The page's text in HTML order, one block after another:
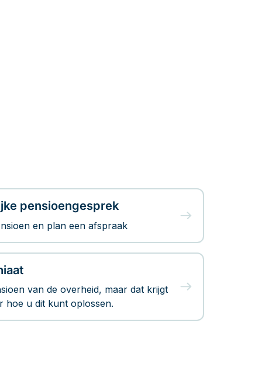
pensioengesprek
en plan een afspraak
van de overheid, maar dat krijgt
hoe u dit kunt oplossen.